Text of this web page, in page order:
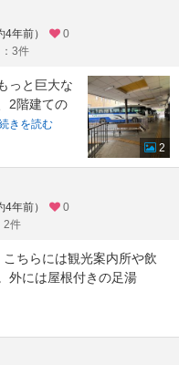
年前）
0
3件
っと巨大な
2階建ての
きを読む
2
年前）
0
2件
ちらには観光案内所や飲
外には屋根付きの足湯